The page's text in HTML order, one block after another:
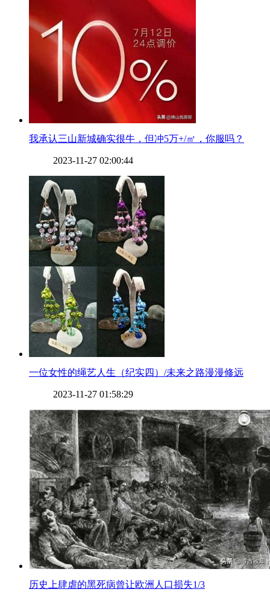
​我承认三山新城确实很牛，但冲5万+/㎡，你服吗？
2023-11-27 02:00:44
​一位女性的绳艺人生（纪实四）/未来之路漫漫修远
2023-11-27 01:58:29
​历史上肆虐的黑死病曾让欧洲人口损失1/3